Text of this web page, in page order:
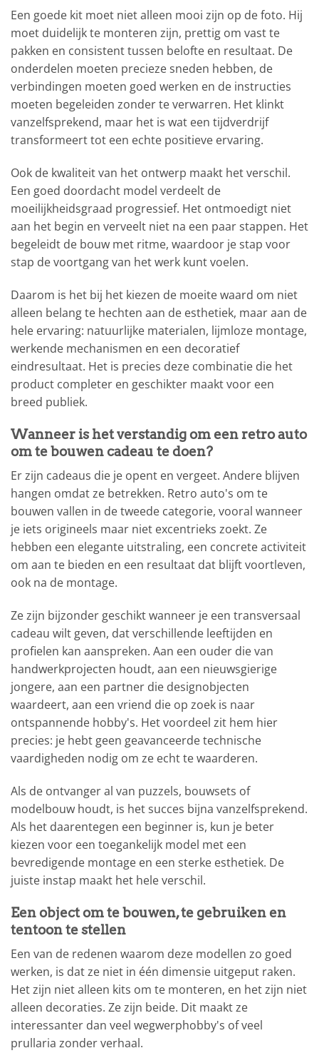
Een goede kit moet niet alleen mooi zijn op de foto. Hij
moet duidelijk te monteren zijn, prettig om vast te
pakken en consistent tussen belofte en resultaat. De
onderdelen moeten precieze sneden hebben, de
verbindingen moeten goed werken en de instructies
moeten begeleiden zonder te verwarren. Het klinkt
vanzelfsprekend, maar het is wat een tijdverdrijf
transformeert tot een echte positieve ervaring.
Ook de kwaliteit van het ontwerp maakt het verschil.
Een goed doordacht model verdeelt de
moeilijkheidsgraad progressief. Het ontmoedigt niet
aan het begin en verveelt niet na een paar stappen. Het
begeleidt de bouw met ritme, waardoor je stap voor
stap de voortgang van het werk kunt voelen.
Daarom is het bij het kiezen de moeite waard om niet
alleen belang te hechten aan de esthetiek, maar aan de
hele ervaring: natuurlijke materialen, lijmloze montage,
werkende mechanismen en een decoratief
eindresultaat. Het is precies deze combinatie die het
product completer en geschikter maakt voor een
breed publiek.
Wanneer is het verstandig om een retro auto
om te bouwen cadeau te doen?
Er zijn cadeaus die je opent en vergeet. Andere blijven
hangen omdat ze betrekken. Retro auto's om te
bouwen vallen in de tweede categorie, vooral wanneer
je iets origineels maar niet excentrieks zoekt. Ze
hebben een elegante uitstraling, een concrete activiteit
om aan te bieden en een resultaat dat blijft voortleven,
ook na de montage.
Ze zijn bijzonder geschikt wanneer je een transversaal
cadeau wilt geven, dat verschillende leeftijden en
profielen kan aanspreken. Aan een ouder die van
handwerkprojecten houdt, aan een nieuwsgierige
jongere, aan een partner die designobjecten
waardeert, aan een vriend die op zoek is naar
ontspannende hobby's. Het voordeel zit hem hier
precies: je hebt geen geavanceerde technische
vaardigheden nodig om ze echt te waarderen.
Als de ontvanger al van puzzels, bouwsets of
modelbouw houdt, is het succes bijna vanzelfsprekend.
Als het daarentegen een beginner is, kun je beter
kiezen voor een toegankelijk model met een
bevredigende montage en een sterke esthetiek. De
juiste instap maakt het hele verschil.
Een object om te bouwen, te gebruiken en
tentoon te stellen
Een van de redenen waarom deze modellen zo goed
werken, is dat ze niet in één dimensie uitgeput raken.
Het zijn niet alleen kits om te monteren, en het zijn niet
alleen decoraties. Ze zijn beide. Dit maakt ze
interessanter dan veel wegwerphobby's of veel
prullaria zonder verhaal.